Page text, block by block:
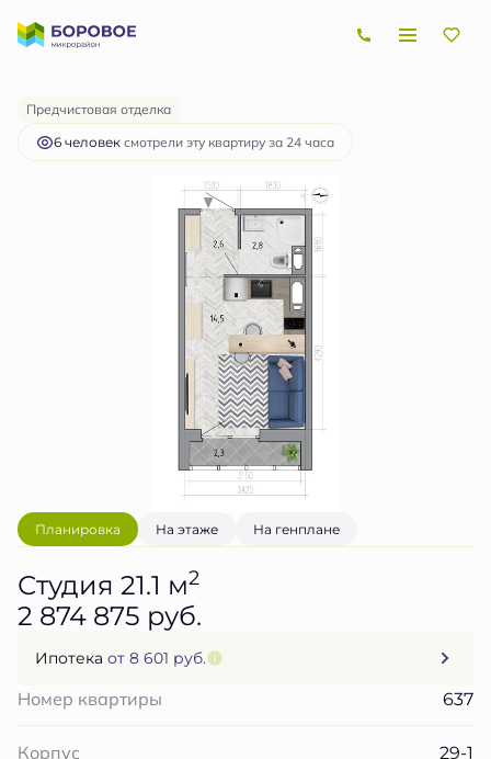
Студия21.1 м2
2 874 875 руб.
Ипотекаот 8 601 руб.
Предчистовая отделка
6 человек смотрели эту квартиру за 24 часа
Планировка На этаже На генплане
Студия 21.1 м2
2 874 875 руб.
Ипотека от 8 601 руб.
Номер квартиры 637
Корпус 29-1